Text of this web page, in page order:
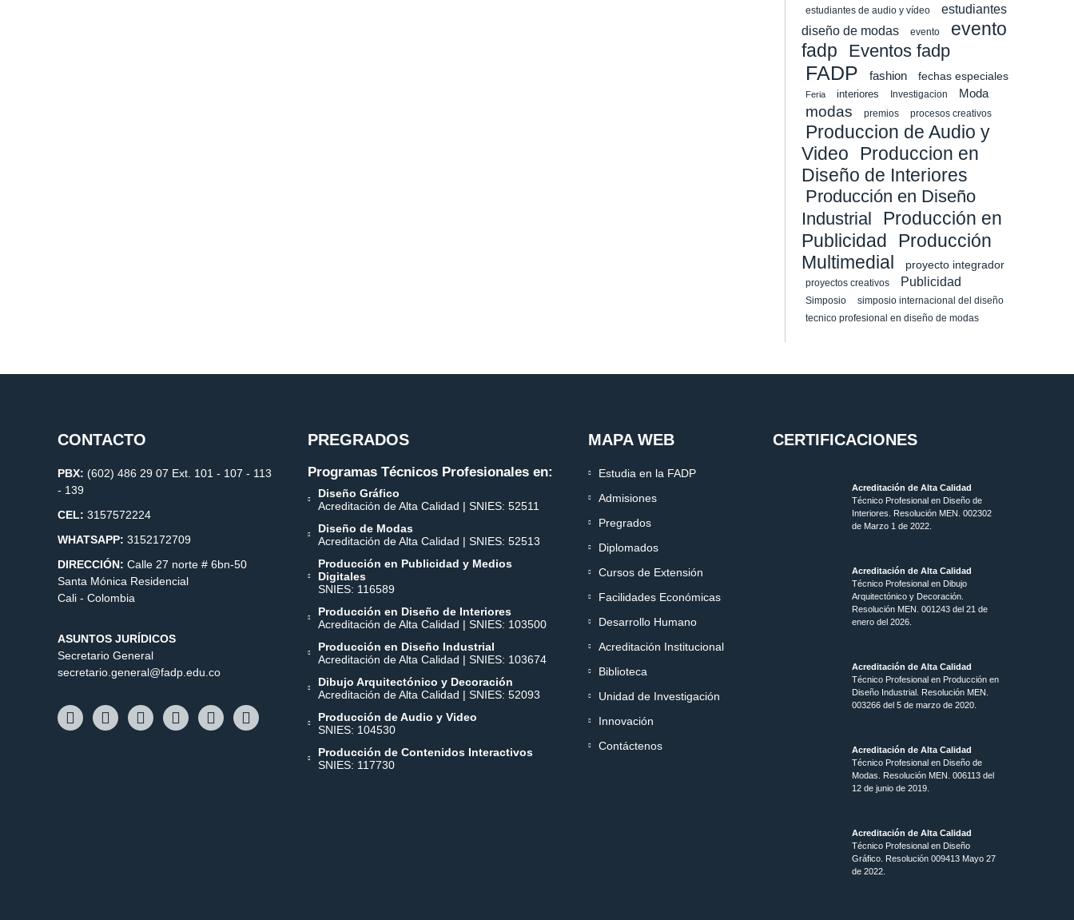
estudiantes de audio y vídeo
estudiantes
diseño de modas
evento
evento
fadp
Eventos fadp
FADP fashion fechas especiales
Feria interiores Investigacion Moda
modas premios procesos creativos
Produccion de Audio y
Video
Produccion en
Diseño de Interiores
Producción en Diseño
Industrial
Producción en
Publicidad
Producción
Multimedial
proyecto integrador
proyectos creativos Publicidad
Simposio simposio internacional del diseño
tecnico profesional en diseño de modas
CONTACTO
PBX: (602) 486 29 07 Ext. 101 - 107 - 113
- 139
CEL: 3157572224
WHATSAPP: 3152172709
DIRECCIÓN: Calle 27 norte # 6bn-50
Santa Mónica Residencial
Cali - Colombia
ASUNTOS JURÍDICOS
Secretario General
secretario.general@fadp.edu.co
PREGRADOS
Programas Técnicos Profesionales en:
Diseño Gráfico
Acreditación de Alta Calidad | SNIES: 52511
Diseño de Modas
Acreditación de Alta Calidad | SNIES: 52513
Producción en Publicidad y Medios
Digitales
SNIES: 116589
Producción en Diseño de Interiores
Acreditación de Alta Calidad | SNIES: 103500
Producción en Diseño Industrial
Acreditación de Alta Calidad | SNIES: 103674
Dibujo Arquitectónico y Decoración
Acreditación de Alta Calidad | SNIES: 52093
Producción de Audio y Video
SNIES: 104530
Producción de Contenidos Interactivos
SNIES: 117730
MAPA WEB
Estudia en la FADP
Admisiones
Pregrados
Diplomados
Cursos de Extensión
Facilidades Económicas
Desarrollo Humano
Acreditación Institucional
Biblioteca
Unidad de Investigación
Innovación
Contáctenos
CERTIFICACIONES
Acreditación de Alta Calidad
Técnico Profesional en Diseño de
Interiores. Resolución MEN. 002302
de Marzo 1 de 2022.
Acreditación de Alta Calidad
Técnico Profesional en Dibujo
Arquitectónico y Decoración.
Resolución MEN.001243 del 21 de
enero del 2026.
Acreditación de Alta Calidad
Técnico Profesional en Producción en
Diseño Industrial. Resolución MEN.
003266 del 5 de marzo de 2020.
Acreditación de Alta Calidad
Técnico Profesional en Diseño de
Modas. Resolución MEN. 006113 del
12 de junio de 2019.
Acreditación de Alta Calidad
Técnico Profesional en Diseño
Gráfico. Resolución 009413 Mayo 27
de 2022.